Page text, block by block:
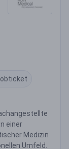
einer
Medizin
Umfeld.